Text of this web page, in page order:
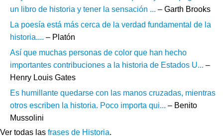
un libro de historia y tener la sensación ... – Garth Brooks
La poesía está más cerca de la verdad fundamental de la
historia.... – Platón
Así que muchas personas de color que han hecho
importantes contribuciones a la historia de Estados U... –
Henry Louis Gates
Es humillante quedarse con las manos cruzadas, mientras
otros escriben la historia. Poco importa qui... – Benito
Mussolini
Ver todas las frases de Historia.